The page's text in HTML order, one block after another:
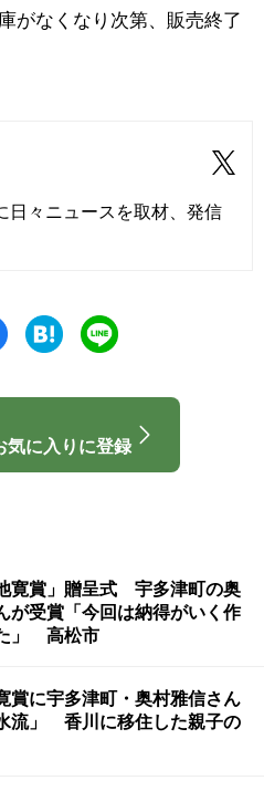
がなくなり次第、販売終了
日々ニュースを取材、発信
に入りに登録
寛賞」贈呈式 宇多津町の奥
が受賞「今回は納得がいく作
」 高松市
賞に宇多津町・奥村雅信さん
流」 香川に移住した親子の